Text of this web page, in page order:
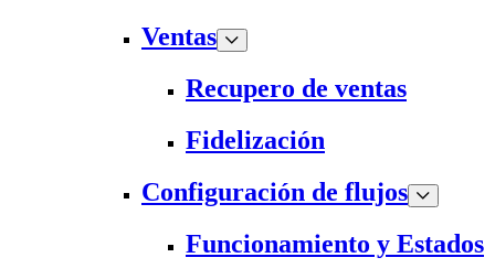
Ventas
Recupero de ventas
Fidelización
Configuración de flujos
Funcionamiento y Estados